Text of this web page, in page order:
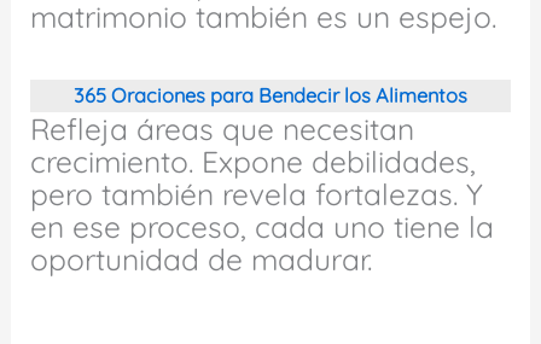
matrimonio también es un espejo.
365 Oraciones para Bendecir los Alimentos
Refleja áreas que necesitan
crecimiento. Expone debilidades,
pero también revela fortalezas. Y
en ese proceso, cada uno tiene la
oportunidad de madurar.